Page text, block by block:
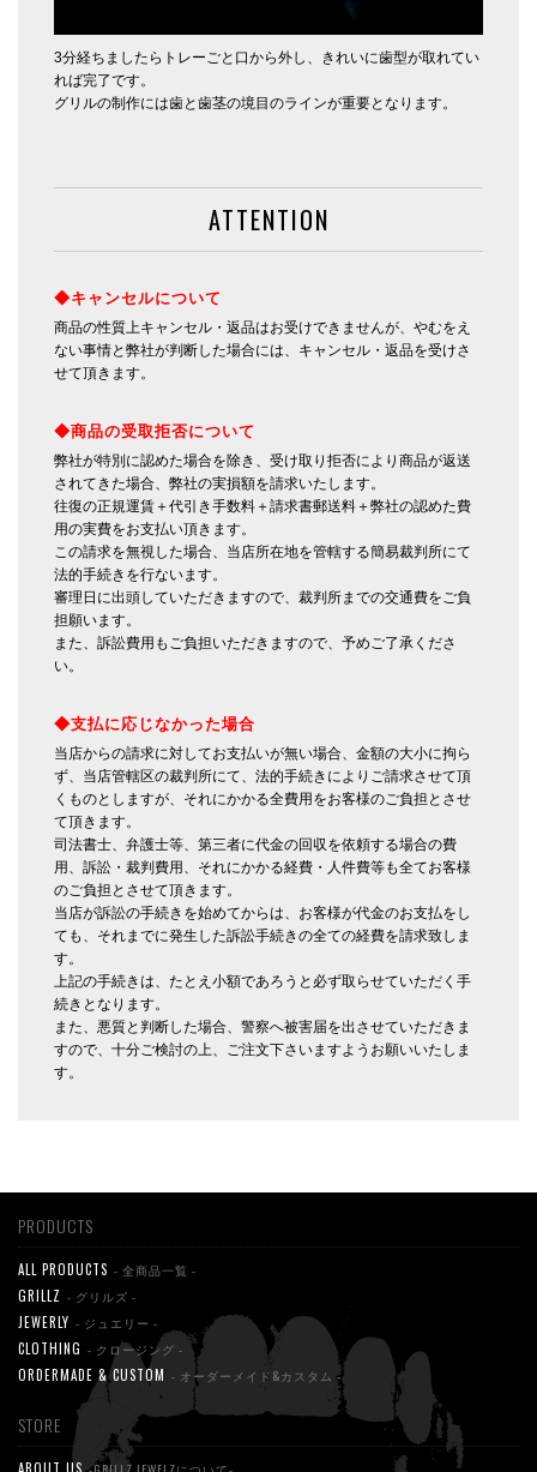
3分経ちましたらトレーごと口から外し、きれいに歯型が取れてい
れば完了です。
グリルの制作には歯と歯茎の境目のラインが重要となります。
ATTENTION
◆キャンセルについて
商品の性質上キャンセル・返品はお受けできませんが、やむをえ
ない事情と弊社が判断した場合には、キャンセル・返品を受けさ
せて頂きます。
◆商品の受取拒否について
弊社が特別に認めた場合を除き、受け取り拒否により商品が返送
されてきた場合、弊社の実損額を請求いたします。
往復の正規運賃＋代引き手数料＋請求書郵送料＋弊社の認めた費
用の実費をお支払い頂きます。
この請求を無視した場合、当店所在地を管轄する簡易裁判所にて
法的手続きを行ないます。
審理日に出頭していただきますので、裁判所までの交通費をご負
担願います。
また、訴訟費用もご負担いただきますので、予めご了承くださ
い。
◆支払に応じなかった場合
当店からの請求に対してお支払いが無い場合、金額の大小に拘ら
ず、当店管轄区の裁判所にて、法的手続きによりご請求させて頂
くものとしますが、それにかかる全費用をお客様のご負担とさせ
て頂きます。
司法書士、弁護士等、第三者に代金の回収を依頼する場合の費
用、訴訟・裁判費用、それにかかる経費・人件費等も全てお客様
のご負担とさせて頂きます。
当店が訴訟の手続きを始めてからは、お客様が代金のお支払をし
ても、それまでに発生した訴訟手続きの全ての経費を請求致しま
す。
上記の手続きは、たとえ小額であろうと必ず取らせていただく手
続きとなります。
また、悪質と判断した場合、警察へ被害届を出させていただきま
すので、十分ご検討の上、ご注文下さいますようお願いいたしま
す。
PRODUCTS
ALL PRODUCTS - 全商品一覧 -
GRILLZ - グリルズ -
JEWERLY - ジュエリー -
CLOTHING - クロージング -
ORDERMADE & CUSTOM - オーダーメイド&カスタム -
STORE